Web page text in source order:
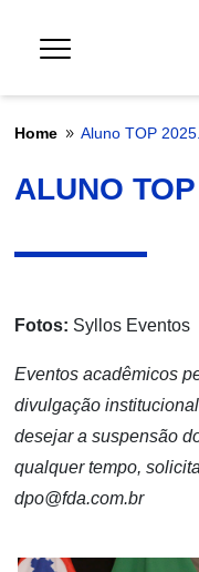
Home 9 Aluno TOP
ALUNO
Fotos: Syllos Eventos
Eventos acadêmicos
divulgação
desejar a suspensão
qualquer tempo,
dpo@fda.com.br